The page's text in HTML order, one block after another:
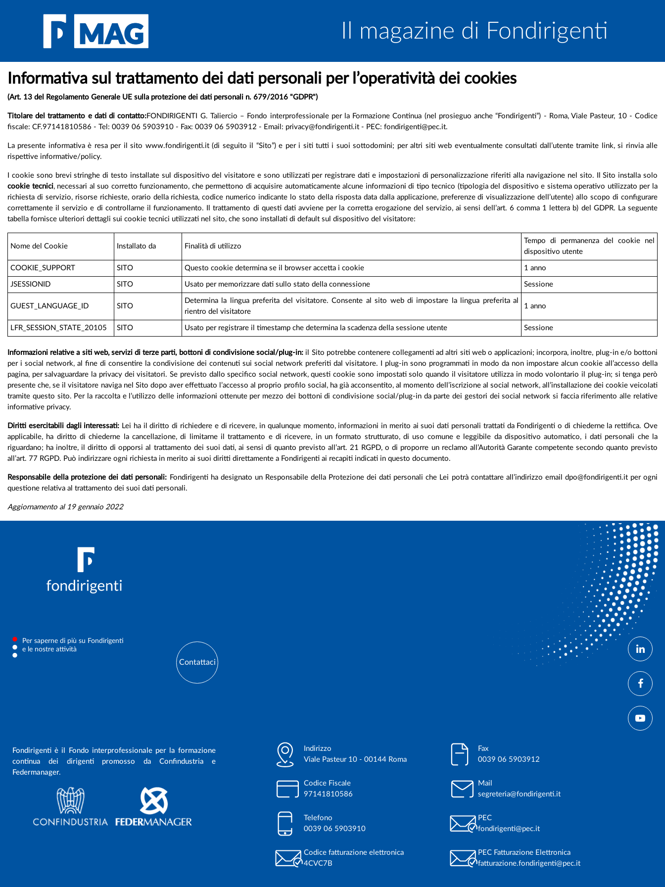
Il magazine di Fondirigenti
Informativa sul trattamento dei dati personali per l’operatività dei cookies
(Art. 13 del Regolamento Generale UE sulla protezione dei dati personali n. 679/2016 "GDPR")
Titolare del trattamento e dati di contatto:FONDIRIGENTI G. Taliercio – Fondo interprofessionale per la Formazione Continua (nel prosieguo anche “Fondirigenti”) - Roma, Viale Pasteur, 10 - Codice
fiscale: CF.97141810586 - Tel: 0039 06 5903910 - Fax: 0039 06 5903912 - Email: privacy@fondirigenti.it - PEC: fondirigenti@pec.it.
La presente informativa è resa per il sito www.fondirigenti.it (di seguito il “Sito”) e per i siti tutti i suoi sottodomini; per altri siti web eventualmente consultati dall’utente tramite link, si rinvia alle
rispettive informative/policy.
I cookie sono brevi stringhe di testo installate sul dispositivo del visitatore e sono utilizzati per registrare dati e impostazioni di personalizzazione riferiti alla navigazione nel sito. Il Sito installa solo
cookie tecnici, necessari al suo corretto funzionamento, che permettono di acquisire automaticamente alcune informazioni di tipo tecnico (tipologia del dispositivo e sistema operativo utilizzato per la
richiesta di servizio, risorse richieste, orario della richiesta, codice numerico indicante lo stato della risposta data dalla applicazione, preferenze di visualizzazione dell’utente) allo scopo di configurare
correttamente il servizio e di controllarne il funzionamento. Il trattamento di questi dati avviene per la corretta erogazione del servizio, ai sensi dell’art. 6 comma 1 lettera b) del GDPR. La seguente
tabella fornisce ulteriori dettagli sui cookie tecnici utilizzati nel sito, che sono installati di default sul dispositivo del visitatore:
Nome del Cookie Installato da Finalità di utilizzo
Tempo di permanenza del cookie nel
dispositivo utente
COOKIE_SUPPORT SITO Questo cookie determina se il browser accetta i cookie 1 anno
JSESSIONID SITO Usato per memorizzare dati sullo stato della connessione Sessione
GUEST_LANGUAGE_ID SITO
Determina la lingua preferita del visitatore. Consente al sito web di impostare la lingua preferita al
rientro del visitatore
1 anno
LFR_SESSION_STATE_20105 SITO Usato per registrare il timestamp che determina la scadenza della sessione utente Sessione
Informazioni relative a siti web, servizi di terze parti, bottoni di condivisione social/plug-in: il Sito potrebbe contenere collegamenti ad altri siti web o applicazioni; incorpora, inoltre, plug-in e/o bottoni
per i social network, al fine di consentire la condivisione dei contenuti sui social network preferiti dal visitatore. I plug-in sono programmati in modo da non impostare alcun cookie all’accesso della
pagina, per salvaguardare la privacy dei visitatori. Se previsto dallo specifico social network, questi cookie sono impostati solo quando il visitatore utilizza in modo volontario il plug-in; si tenga però
presente che, se il visitatore naviga nel Sito dopo aver effettuato l’accesso al proprio profilo social, ha già acconsentito, al momento dell’iscrizione al social network, all’installazione dei cookie veicolati
tramite questo sito. Per la raccolta e l’utilizzo delle informazioni ottenute per mezzo dei bottoni di condivisione social/plug-in da parte dei gestori dei social network si faccia riferimento alle relative
informative privacy.
Diritti esercitabili dagli interessati: Lei ha il diritto di richiedere e di ricevere, in qualunque momento, informazioni in merito ai suoi dati personali trattati da Fondirigenti o di chiederne la rettifica. Ove
applicabile, ha diritto di chiederne la cancellazione, di limitarne il trattamento e di ricevere, in un formato strutturato, di uso comune e leggibile da dispositivo automatico, i dati personali che la
riguardano; ha inoltre, il diritto di opporsi al trattamento dei suoi dati, ai sensi di quanto previsto all’art. 21 RGPD, o di proporre un reclamo all’Autorità Garante competente secondo quanto previsto
all’art. 77 RGPD. Può indirizzare ogni richiesta in merito ai suoi diritti direttamente a Fondirigenti ai recapiti indicati in questo documento.
Responsabile della protezione dei dati personali: Fondirigenti ha designato un Responsabile della Protezione dei dati personali che Lei potrà contattare all’indirizzo email dpo@fondirigenti.it per ogni
questione relativa al trattamento dei suoi dati personali.
Aggiornamento al 19 gennaio 2022
Per saperne di più su Fondirigenti
e le nostre attività
Contattaci
Fondirigenti è il Fondo interprofessionale per la formazione
continua dei dirigenti promosso da Confindustria e
Federmanager.
Indirizzo
Viale Pasteur 10 - 00144 Roma
Fax
0039 06 5903912
Codice Fiscale
97141810586
Mail
segreteria@fondirigenti.it
Telefono
0039 06 5903910
PEC
fondirigenti@pec.it
Codice fatturazione elettronica
4CVC7B
PEC Fatturazione Elettronica
fatturazione.fondirigenti@pec.it